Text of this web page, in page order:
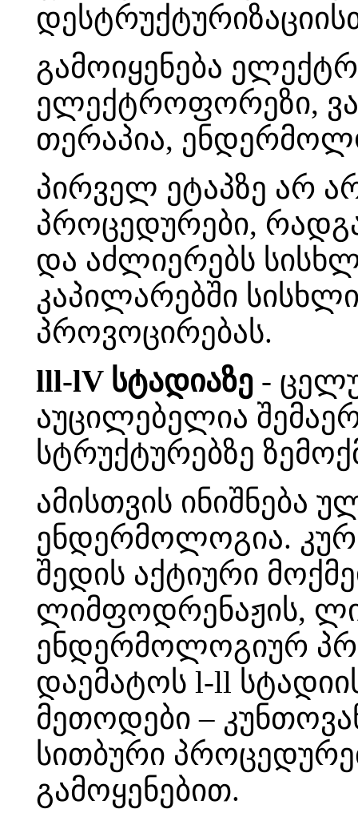
გამოიყენება
ელექტროფორეზი,
თერაპია,
პირველ ეტაპზე არ
პროცედურები,
და აძლიერებს
კაპილარებში
პროვოცირებას.
lll-lV სტადიაზე -
აუცილებელია
სტრუქტურებზე
ამისთვის ინიშნება
ენდერმოლოგია.
შედის აქტიური
ლიმფოდრენაჟის,
ენდერმოლოგიურ
დაემატოს l-ll
მეთოდები –
სითბური
გამოყენებით.